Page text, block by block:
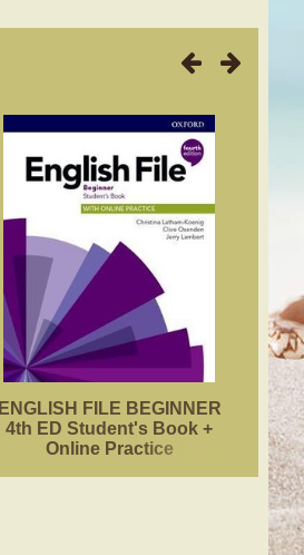
ENGLISH FILE BEGINNER
4th ED Student's Book +
Online Practice